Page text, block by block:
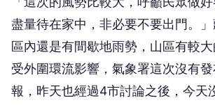
盡量待在家中，非必要不要出門。
區內還是有間歇地雨勢，山區有較
受外圍環流影響，氣象署這次沒有
報，昨天也經過4市討論之後，今天